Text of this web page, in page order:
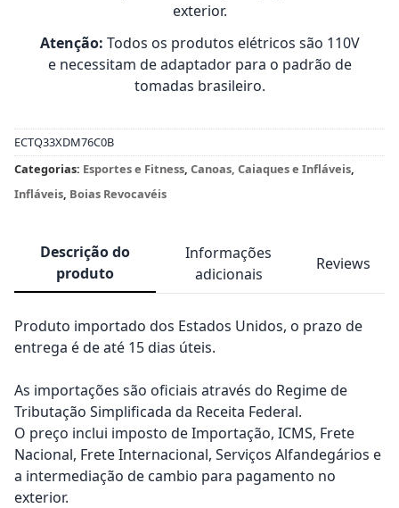
exterior.
Atenção: Todos os produtos elétricos são 110V
e necessitam de adaptador para o padrão de
tomadas brasileiro.
ECTQ33XDM76C0B
Categorias: Esportes e Fitness, Canoas, Caiaques e Infláveis,
Infláveis, Boias Revocavéis
Descrição do
produto
Informações
adicionais
Reviews
Produto importado dos Estados Unidos, o prazo de
entrega é de até 15 dias úteis.
As importações são oficiais através do Regime de
Tributação Simplificada da Receita Federal.
O preço inclui imposto de Importação, ICMS, Frete
Nacional, Frete Internacional, Serviços Alfandegários e
a intermediação de cambio para pagamento no
exterior.